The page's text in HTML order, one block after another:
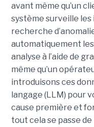
avant même qu’un
système surveille les
recherche
automatiquement
analyse à l’aide de
même qu’un
introduisons ces
langage (LLM) pour
cause première et
tout cela se passe